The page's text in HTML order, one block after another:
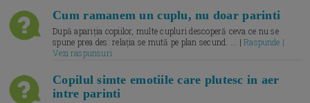
Cum ramanem un cuplu, nu doar parinti
După apariția copiilor, multe cupluri descoperă ceva ce nu se
spune prea des: relația se mută pe plan secund. ... |Raspunde |
Vezi raspunsuri
Copilul simte emotiile care plutesc in aer
intre parinti